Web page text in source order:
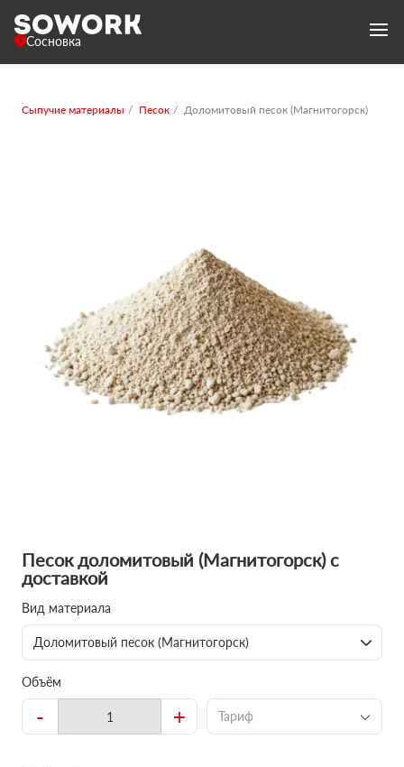
Сосновка
Сыпучие материалы Песок Доломитовый песок (Магнитогорск)
Песок доломитовый (Магнитогорск) с
доставкой
Вид материала
Доломитовый песок (Магнитогорск)
Объём
- + Тариф